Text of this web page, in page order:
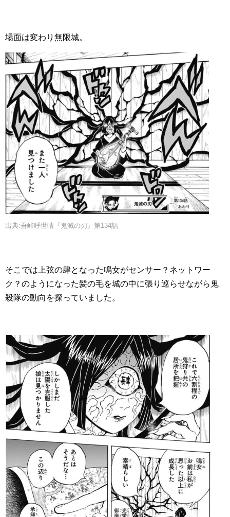
場面は変わり無限城。
出典:吾峠呼世晴『鬼滅の刃』第134話
そこでは上弦の肆となった鳴女がセンサー？ネットワー
ク？のようになった髪の毛を城の中に張り巡らせながら鬼
殺隊の動向を探っていました。